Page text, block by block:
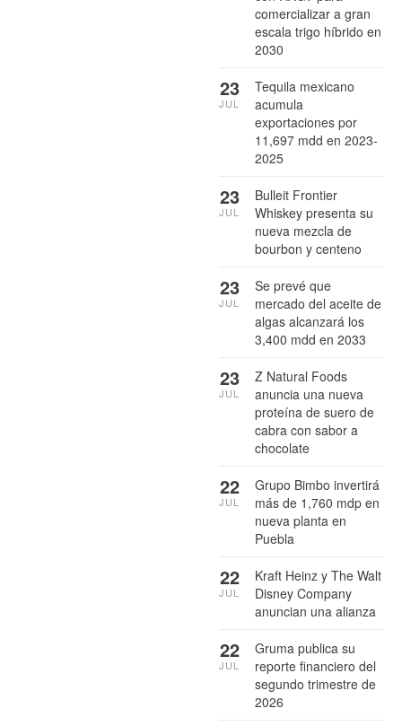
comercializar a gran
escala trigo híbrido en
2030
Tequila mexicano
acumula
exportaciones por
11,697 mdd en 2023-
2025
23
JUL
Bulleit Frontier
Whiskey presenta su
nueva mezcla de
bourbon y centeno
23
JUL
Se prevé que
mercado del aceite de
algas alcanzará los
3,400 mdd en 2033
23
JUL
Z Natural Foods
anuncia una nueva
proteína de suero de
cabra con sabor a
chocolate
23
JUL
Grupo Bimbo invertirá
más de 1,760 mdp en
nueva planta en
Puebla
22
JUL
Kraft Heinz y The Walt
Disney Company
anuncian una alianza
22
JUL
Gruma publica su
reporte financiero del
segundo trimestre de
2026
22
JUL